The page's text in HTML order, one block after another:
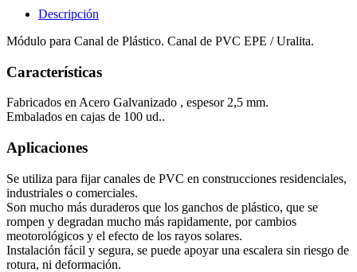
Descripción
Módulo para Canal de Plástico. Canal de PVC EPE / Uralita.
Características
Fabricados en Acero Galvanizado , espesor 2,5 mm.
Embalados en cajas de 100 ud..
Aplicaciones
Se utiliza para fijar canales de PVC en construcciones residenciales,
industriales o comerciales.
Son mucho más duraderos que los ganchos de plástico, que se
rompen y degradan mucho más rapidamente, por cambios
meotorológicos y el efecto de los rayos solares.
Instalación fácil y segura, se puede apoyar una escalera sin riesgo de
rotura, ni deformación.